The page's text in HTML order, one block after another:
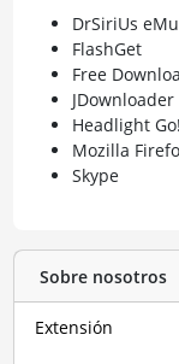
DrSiriUs
FlashGet
Free
JDownloader
Headlight
Mozilla
Skype
Sobre nosotros
Extensión